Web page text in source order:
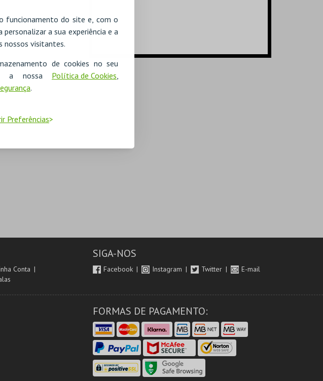
funcionamento do site e, com o
a sua experiência e a
nossos visitantes.
de cookies no seu
a nossa Política de Cookies
.
Preferências
Conta
SIGA-NOS
Facebook Instagram Twitter E-mail
FORMAS DE PAGAMENTO: